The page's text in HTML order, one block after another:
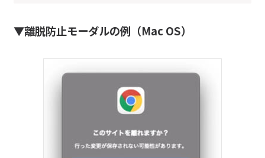
▼離脱防止モーダルの例（Mac OS）